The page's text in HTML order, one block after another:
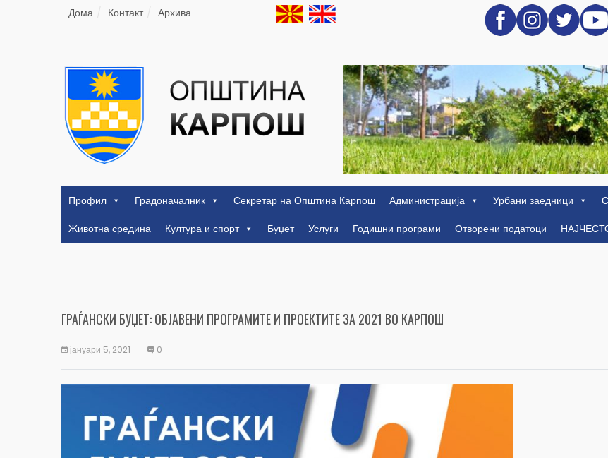
Дома Контакт Архива
Профил Градоначалник Секретар на Општина Карпош Администрација Урбани заедници
Животна средина
Култура и спорт Буџет Услуги Годишни програми Отворени податоци
ГРАЃАНСКИ БУЏЕТ: ОБЈАВЕНИ ПРОГРАМИТЕ И ПРОЕКТИТЕ ЗА 2021 ВО КАРПОШ
јануари 5, 2021 0